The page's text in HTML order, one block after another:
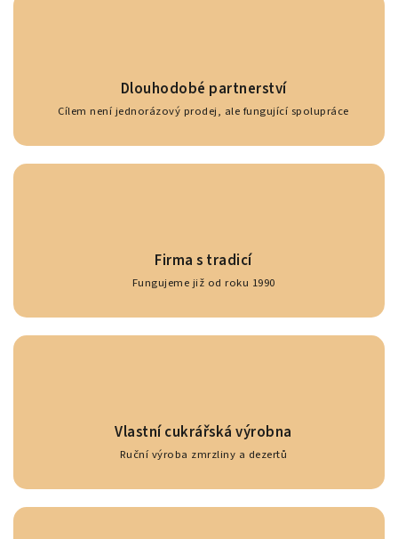
Dlouhodobé partnerství
Cílem není jednorázový prodej, ale fungující spolupráce
Firma s tradicí
Fungujeme již od roku 1990
Vlastní cukrářská výrobna
Ruční výroba zmrzliny a dezertů